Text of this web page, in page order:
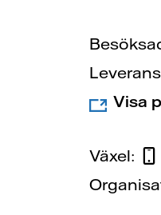
Visa
Växel: